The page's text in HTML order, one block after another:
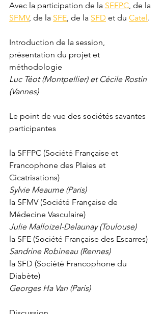
Avec la participation de la SFFPC, de la
SFMV, de la SFE, de la SFD et du Catel .
Introduction de la session,
présentation du projet et
méthodologie
Luc Téot (Montpellier) et Cécile Rostin
(Vannes)
Le point de vue des sociétés savantes
participantes
la SFFPC (Société Française et
Francophone des Plaies et
Cicatrisations)
Sylvie Meaume (Paris)
la SFMV (Société Française de
Médecine Vasculaire)
Julie Malloizel-Delaunay (Toulouse)
la SFE (Société Française des Escarres)
Sandrine Robineau (Rennes)
la SFD (Société Francophone du
Diabète)
Georges Ha Van (Paris)